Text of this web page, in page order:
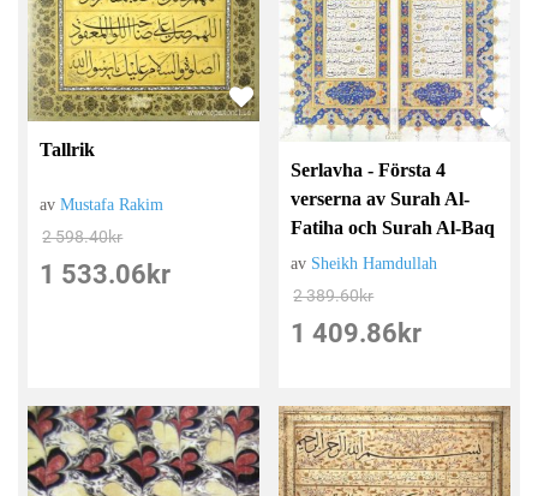
Tallrik
avMustafa Rakim
2 598.40kr
1 533.06 kr
Serlavha - Första 4
verserna av Surah Al-
Fatiha och Surah Al-Baq
av Sheikh Hamdullah
2 389.60kr
1 409.86 kr